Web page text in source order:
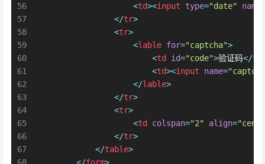
56
57
58
59
60
61
62
63
64
65
66
67
68
<td><input type="date" name
</tr>
<tr>
<lable for="captcha">
<td id="code">验证码</td
<td><input name=
</lable>
</tr>
<tr>
<td colspan="2" align=
</tr>
</table>
</form>